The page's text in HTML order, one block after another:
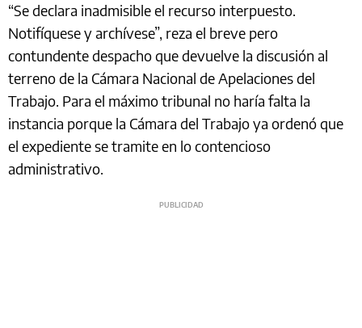
“Se declara inadmisible el recurso interpuesto.
Notifíquese y archívese”, reza el breve pero
contundente despacho que devuelve la discusión al
terreno de la Cámara Nacional de Apelaciones del
Trabajo. Para el máximo tribunal no haría falta la
instancia porque la Cámara del Trabajo ya ordenó que
el expediente se tramite en lo contencioso
administrativo.